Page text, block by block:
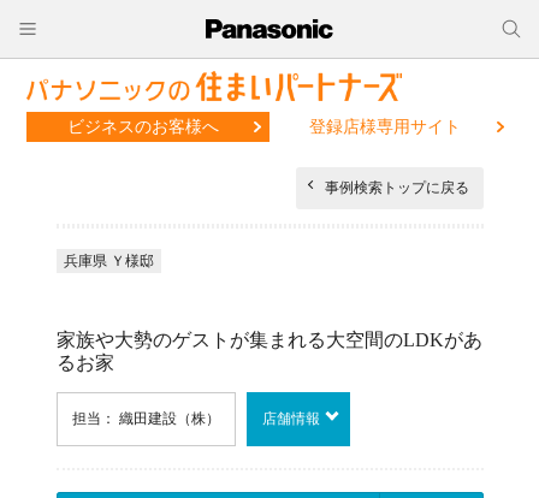
ビジネスのお客様へ 登録店様専用サイト
事例検索トップに戻る
兵庫県 Ｙ様邸
家族や大勢のゲストが集まれる大空間のLDKがあ
るお家
担当： 織田建設（株） 店舗情報